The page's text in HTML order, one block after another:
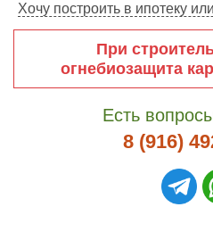
Хочу построить в ипотеку
При
огнебиозащита
Есть
8 (916)